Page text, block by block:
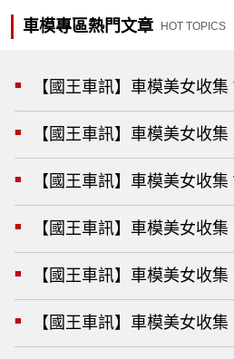
車模專區熱門文章 HOT TOPICS
【國王車訊】車模美女收集
【國王車訊】車模美女收
【國王車訊】車模美女收
【國王車訊】車模美女收
【國王車訊】車模美女收
【國王車訊】車模美女收